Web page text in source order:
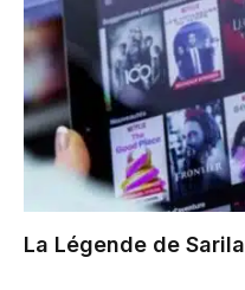
La Légende de Sarila